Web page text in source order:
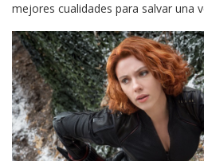
mejores cualidades para salvar una